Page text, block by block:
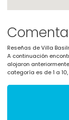
Reseñas de Villa
A continuación
alojaron
categoría es de 1 a